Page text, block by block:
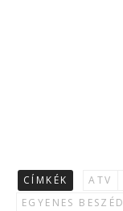
CÍMKÉK ATV
EGYENES BESZÉD